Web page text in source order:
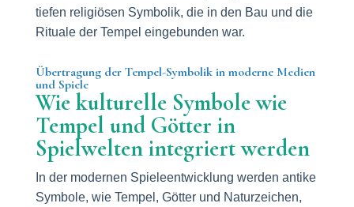
tiefen religiösen Symbolik, die in den Bau und die
Rituale der Tempel eingebunden war.
Übertragung der Tempel-Symbolik in moderne Medien
und Spiele
Wie kulturelle Symbole wie
Tempel und Götter in
Spielwelten integriert werden
In der modernen Spieleentwicklung werden antike
Symbole, wie Tempel, Götter und Naturzeichen,